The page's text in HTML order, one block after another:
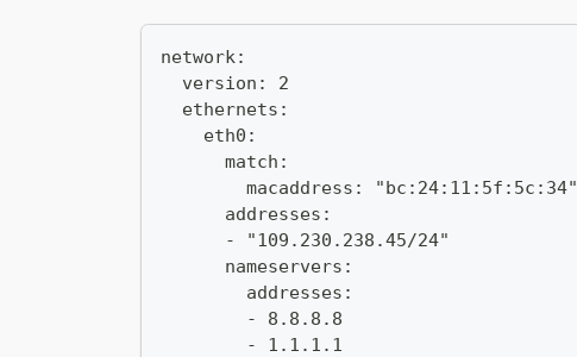
network:
  version: 2
  ethernets:
    eth0:
      match:
        macaddress: "bc:24:11:5f:5c:34"
      addresses:
      - "109.230.238.45/24"
      nameservers:
        addresses:
        - 8.8.8.8
        - 1.1.1.1